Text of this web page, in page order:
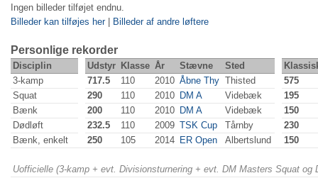
Ingen billeder tilføjet endnu.
Billeder kan tilføjes her| Billeder af andre løftere
Personlige rekorder
Disciplin Udstyr Klasse År Stævne Sted
3-kamp
717.5 110 2010 Åbne Thy Thisted
575
Squat
290 110 2010 DM A Videbæk
195
Bænk
200 110 2010 DM A Videbæk
150
Dødløft
232.5 110 2009 TSK Cup Tårnby
230
Bænk, enkelt
250 105 2014 ER Open Albertslund 150
Uofficielle (3-kamp + evt. Divisionsturnering + evt. DM Masters Squat